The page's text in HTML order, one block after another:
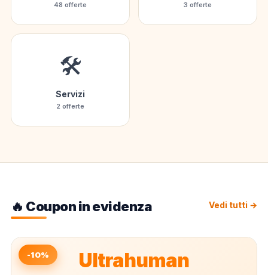
48 offerte 3 offerte
🛠️
Servizi
2 offerte
🔥 Coupon in evidenza Vedi tutti →
Ultrahuman
-10%